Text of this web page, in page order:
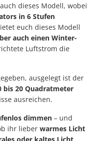
dieses Modell, wobei
in 6 Stufen
euch dieses Modell
auch einen Winter-
Luftstrom die
ausgelegt ist der
bis 20 Quadratmeter
ausreichen.
dimmen – und
ihr lieber warmes Licht